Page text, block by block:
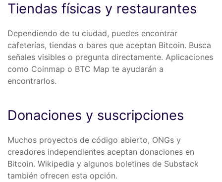
Tiendas físicas y restaurantes
Dependiendo de tu ciudad, puedes encontrar
cafeterías, tiendas o bares que aceptan Bitcoin. Busca
señales visibles o pregunta directamente. Aplicaciones
como Coinmap o BTC Map te ayudarán a
encontrarlos.
Donaciones y suscripciones
Muchos proyectos de código abierto, ONGs y
creadores independientes aceptan donaciones en
Bitcoin. Wikipedia y algunos boletines de Substack
también ofrecen esta opción.